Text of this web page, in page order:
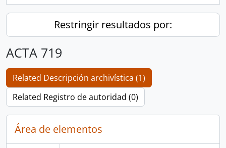
Restringir resultados por:
ACTA 719
Related Descripción archivística (1)
Related Registro de autoridad (0)
Área de elementos